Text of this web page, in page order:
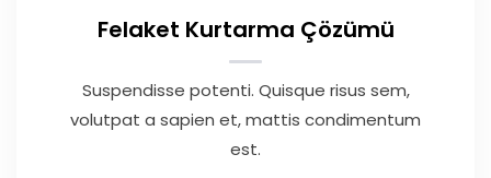
Felaket Kurtarma Çözümü
Suspendisse potenti. Quisque risus sem,
volutpat a sapien et, mattis condimentum
est.